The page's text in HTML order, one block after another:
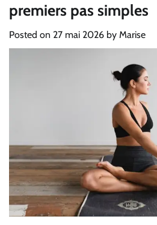
premiers pas simples
Posted on 27 mai 2026 by Marise